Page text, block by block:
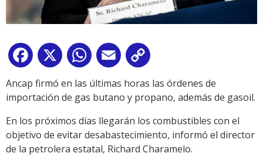
Facebook
X WhatsApp
Email
Link
Ancap firmó en las últimas horas las órdenes de
importación de gas butano y propano, además de gasoil.
En los próximos días llegarán los combustibles con el
objetivo de evitar desabastecimiento, informó el director
de la petrolera estatal, Richard Charamelo.